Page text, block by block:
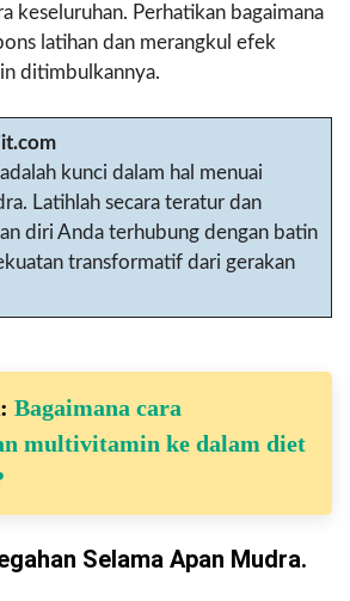
keseluruhan. Perhatikan bagaimana
latihan dan merangkul efek
ditimbulkannya.
kunci dalam hal menuai
Latihlah secara teratur dan
diri Anda terhubung dengan batin
transformatif dari gerakan
Bagaimana cara
multivitamin ke dalam diet
Selama Apan Mudra.